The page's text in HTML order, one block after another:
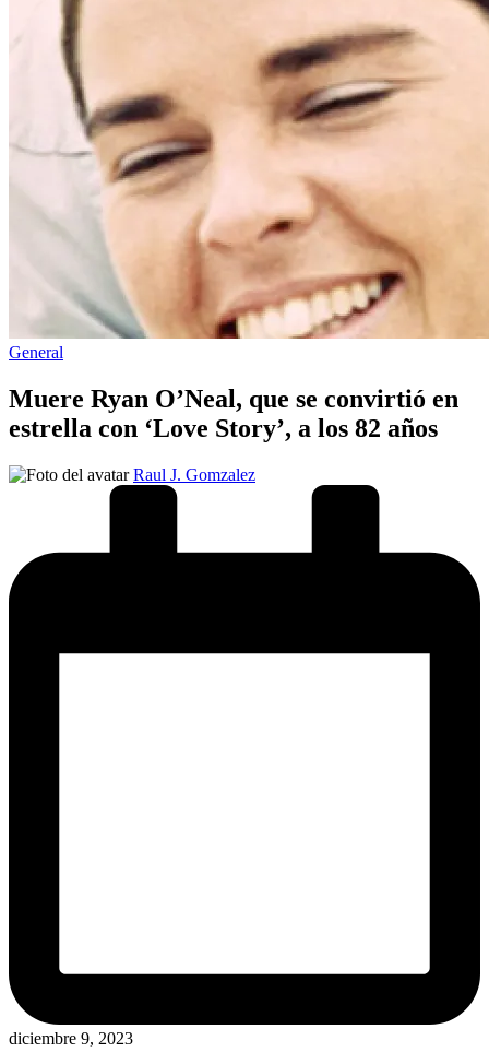
Publicado
General
Muere Ryan O’Neal, que se convirtió en
estrella con ‘Love Story’, a los 82 años
Publicado
Raul J. Gomzalez
diciembre 9, 2023